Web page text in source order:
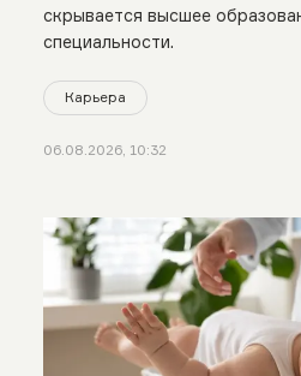
скрывается высшее
специальности.
Карьера
06.08.2026, 10:32